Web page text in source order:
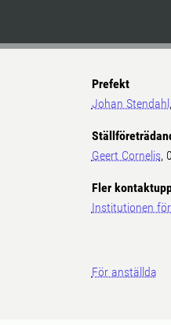
Prefekt
Johan Stendahl
Geert Cornelis,
Fler
Institutionen
För anställda